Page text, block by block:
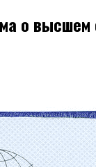
о высшем